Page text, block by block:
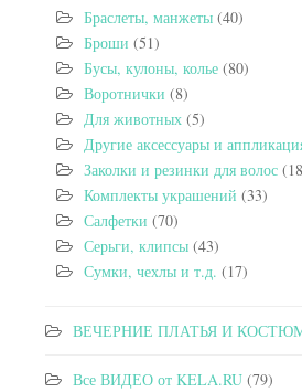
Браслеты, манжеты (40)
Броши (51)
Бусы, кулоны, колье (80)
Воротнички (8)
Для животных (5)
Другие аксессуары и
Заколки и резинки для волос
Комплекты украшений (33)
Салфетки (70)
Серьги, клипсы (43)
Сумки, чехлы и т.д. (17)
ВЕЧЕРНИЕ ПЛАТЬЯ И
Все ВИДЕО от KELA.RU (79)